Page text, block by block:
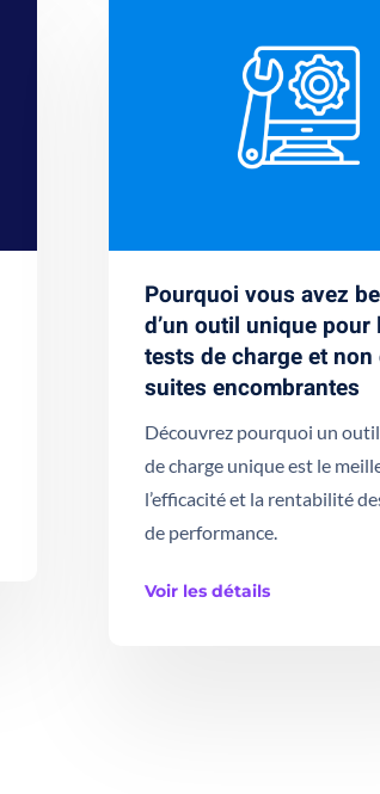
Pourquoi vous avez
d’un outil unique pour
tests de charge et non
suites encombrantes
Découvrez pourquoi un
de charge unique est le
l’efficacité et la rentabilité
de performance.
Voir les détails